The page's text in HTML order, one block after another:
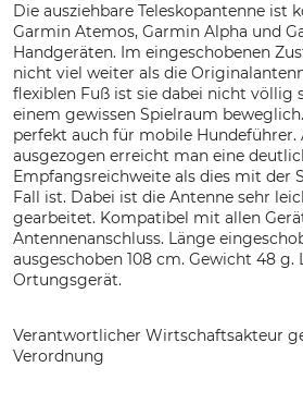
Die ausziehbare Teleskopantenne ist
Garmin Atemos, Garmin Alpha und
Handgeräten. Im eingeschobenen
nicht viel weiter als die
flexiblen Fuß ist sie dabei nicht völlig
einem gewissen Spielraum
perfekt auch für mobile Hundeführer.
ausgezogen erreicht man eine
Empfangsreichweite als dies mit der
Fall ist. Dabei ist die Antenne sehr
gearbeitet. Kompatibel mit allen
Antennenanschluss. Länge
ausgeschoben 108 cm. Gewicht 48 g.
Ortungsgerät.
Verantwortlicher Wirtschaftsakteur
Verordnung